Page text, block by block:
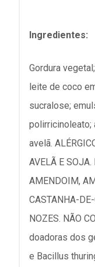
Ingredientes:
Gordura
leite de coco
sucralose;
polirricinoleato;
avelã.
AVELÃ E SOJA.
AMENDOIM,
CASTANHA-
NOZES. NÃO
doadoras dos
e Bacillus